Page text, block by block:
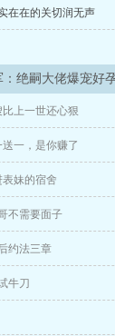
多嘴硬冷漠嫌弃，
！
在在的关切润无声
：绝嗣大佬爆宠好
上一世还心狠
一，是你赚了
妹的宿舍
不需要面子
约法三章
牛刀